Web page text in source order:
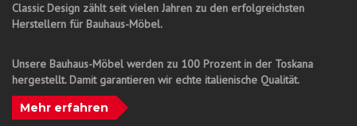
Classic Design zählt seit vielen Jahren zu den erfolgreichsten
Herstellern für Bauhaus-Möbel.
Unsere Bauhaus-Möbel werden zu 100 Prozent in der Toskana
hergestellt. Damit garantieren wir echte italienische Qualität.
Mehr erfahren